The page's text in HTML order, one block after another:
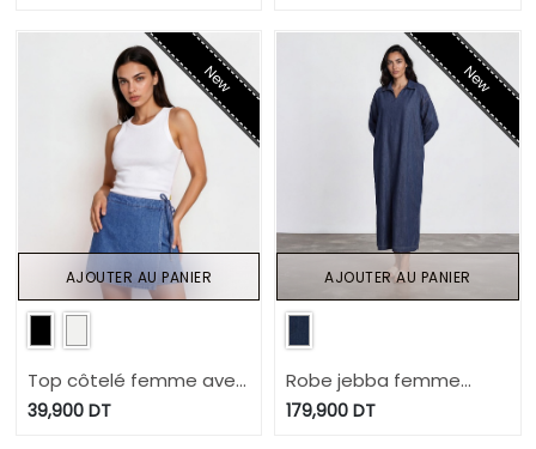
New
Top côtelé femme avec
broderie
39,900DT
AJOUTER AU PANIER
New
Robe jebba femme
avec broderie en jeans
179,900 DT
AJOUTER AU PANIER